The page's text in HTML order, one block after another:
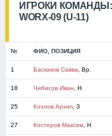
ИГРОКИ КОМАНДЫ:
WORX-09 (U-11)
№ ФИО, ПОЗИЦИЯ
1 Баскаков Савва , Вр.
18 Чибисов Иван , Н
25 Козлов Архип, З
27 Костеров Максим, Н